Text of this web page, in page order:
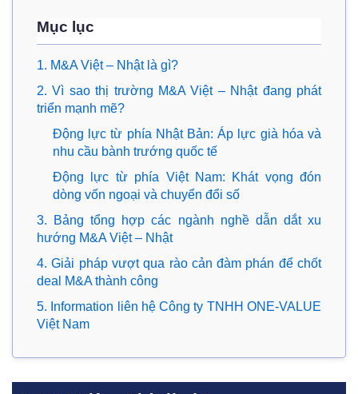
Mục lục
1. M&A Việt – Nhật là gì?
2. Vì sao thị trường M&A Việt – Nhật đang phát
triển mạnh mẽ?
Động lực từ phía Nhật Bản: Áp lực già hóa và
nhu cầu bành trướng quốc tế
Động lực từ phía Việt Nam: Khát vọng đón
dòng vốn ngoại và chuyển đổi số
3. Bảng tổng hợp các ngành nghề dẫn dắt xu
hướng M&A Việt – Nhật
4. Giải pháp vượt qua rào cản đàm phán để chốt
deal M&A thành công
5. Information liên hệ Công ty TNHH ONE-VALUE
Việt Nam